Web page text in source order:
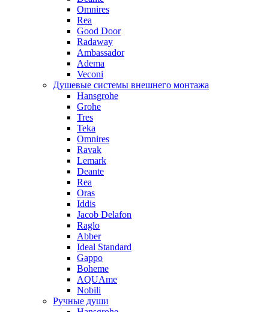
Omnires
Rea
Good Door
Radaway
Ambassador
Adema
Veconi
Душевые системы внешнего монтажа
Hansgrohe
Grohe
Tres
Teka
Omnires
Ravak
Lemark
Deante
Rea
Oras
Iddis
Jacob Delafon
Raglo
Abber
Ideal Standard
Gappo
Boheme
AQUAme
Nobili
Ручные души